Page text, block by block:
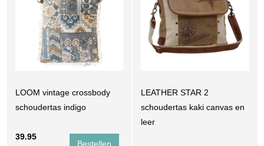
LOOM vintage crossbody
schoudertas indigo
39.95
LEATHER STAR 2
schoudertas kaki canvas en
leer